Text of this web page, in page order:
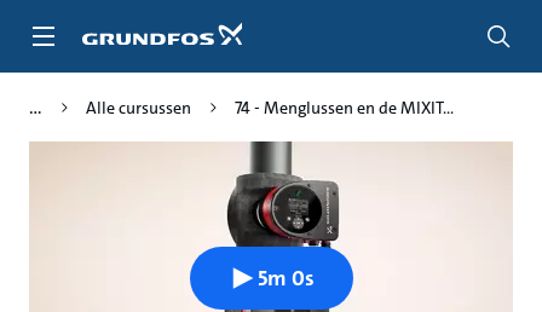
naar
Alle cursussen 74 - Menglussen en de MIXIT...
5m 0s